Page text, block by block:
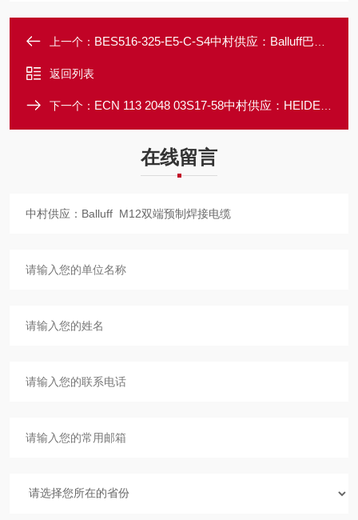
上一个： BES516-325-E5-C-S4中村供应：Balluff巴鲁夫电感式接近开关
返回列表
下一个： ECN 113 2048 03S17-58中村供应：HEIDENHAIN单圈J对式旋转编码器
在线留言